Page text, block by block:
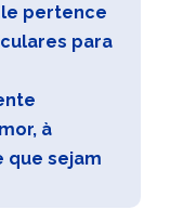
pertence
para
à
que sejam